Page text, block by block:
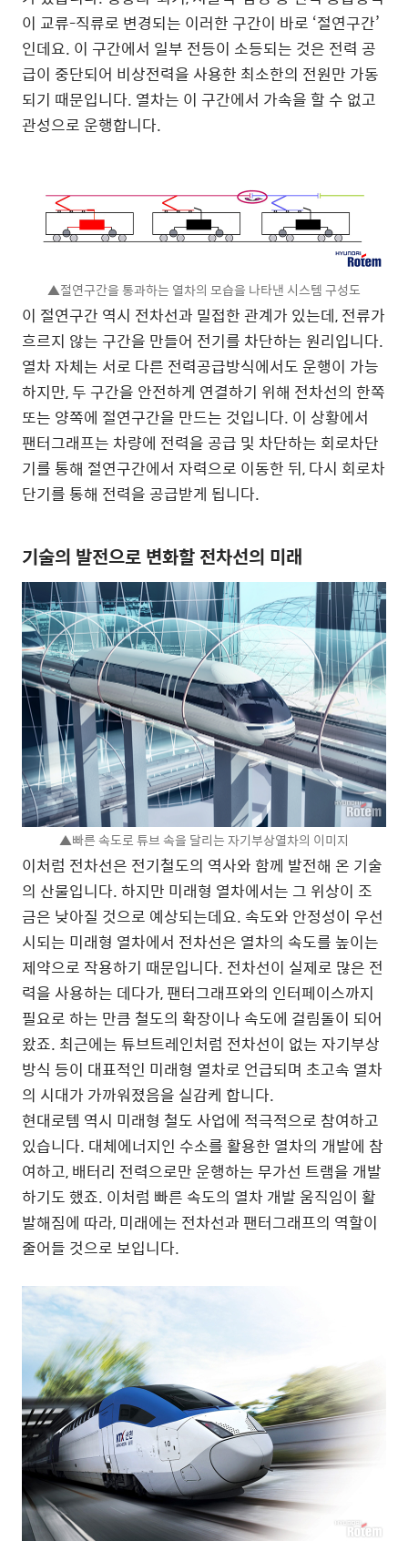
이 교류-직류로 변경되는 이러한 구간이 바로 ‘절연구간’
인데요. 이 구간에서 일부 전등이 소등되는 것은 전력 공
급이 중단되어 비상전력을 사용한 최소한의 전원만 가동
되기 때문입니다. 열차는 이 구간에서 가속을 할 수 없고
관성으로 운행합니다.
▲절연구간을 통과하는 열차의 모습을 나타낸 시스템 구성도
이 절연구간 역시 전차선과 밀접한 관계가 있는데, 전류가
흐르지 않는 구간을 만들어 전기를 차단하는 원리입니다.
열차 자체는 서로 다른 전력공급방식에서도 운행이 가능
하지만, 두 구간을 안전하게 연결하기 위해 전차선의 한쪽
또는 양쪽에 절연구간을 만드는 것입니다. 이 상황에서
팬터그래프는 차량에 전력을 공급 및 차단하는 회로차단
기를 통해 절연구간에서 자력으로 이동한 뒤, 다시 회로차
단기를 통해 전력을 공급받게 됩니다.
기술의 발전으로 변화할 전차선의 미래
▲빠른 속도로 튜브 속을 달리는 자기부상열차의 이미지
이처럼 전차선은 전기철도의 역사와 함께 발전해 온 기술
의 산물입니다. 하지만 미래형 열차에서는 그 위상이 조
금은 낮아질 것으로 예상되는데요. 속도와 안정성이 우선
시되는 미래형 열차에서 전차선은 열차의 속도를 높이는
제약으로 작용하기 때문입니다. 전차선이 실제로 많은 전
력을 사용하는 데다가, 팬터그래프와의 인터페이스까지
필요로 하는 만큼 철도의 확장이나 속도에 걸림돌이 되어
왔죠. 최근에는 튜브트레인처럼 전차선이 없는 자기부상
방식 등이 대표적인 미래형 열차로 언급되며 초고속 열차
의 시대가 가까워졌음을 실감케 합니다.
현대로템 역시 미래형 철도 사업에 적극적으로 참여하고
있습니다. 대체에너지인 수소를 활용한 열차의 개발에 참
여하고, 배터리 전력으로만 운행하는 무가선 트램을 개발
하기도 했죠. 이처럼 빠른 속도의 열차 개발 움직임이 활
발해짐에 따라, 미래에는 전차선과 팬터그래프의 역할이
줄어들 것으로 보입니다.